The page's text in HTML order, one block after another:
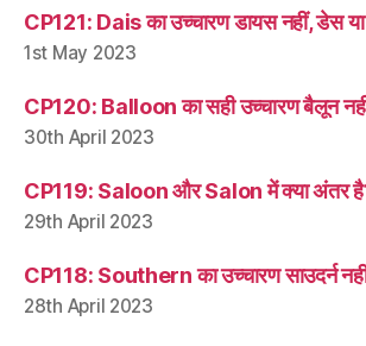
CP121: Dais का उच्चारण डायस नहीं, डेस
1st May 2023
CP120: Balloon का सही उच्चारण बैलून
30th April 2023
CP119: Saloon और Salon में क्या अंतर
29th April 2023
CP118: Southern का उच्चारण साउदर्न नहीं
28th April 2023